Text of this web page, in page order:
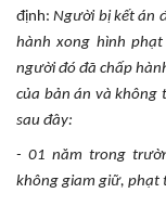
định:Người bị kết án
hành xong hình
người đó đã chấp
của bản án và không
sau đây:
- 01 năm trong
không giam giữ, phạt